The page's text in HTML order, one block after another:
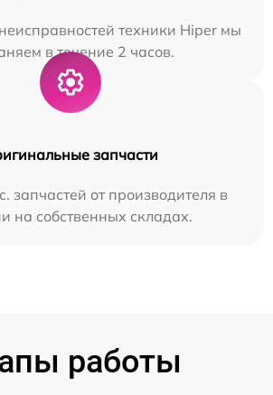
техники Hiper мы
в течение 2 часов.
запчасти
запчастей от производителя в
на собственных складах.
работы